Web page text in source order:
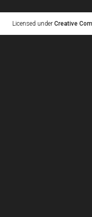
Licensed under Creative